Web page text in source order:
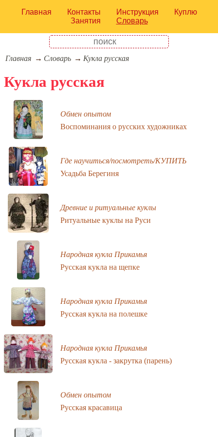
Главная Контакты Инструкция
Куплю
Занятия
Словарь
Главная Словарь Кукла русская
Кукла русская
Обмен опытом
Воспоминания о русских художниках
Где научиться/посмотреть/КУПИТЬ
Усадьба Берегиня
Древние и ритуальные куклы
Ритуальные куклы на Руси
Народная кукла Прикамья
Русская кукла на щепке
Народная кукла Прикамья
Русская кукла на полешке
Народная кукла Прикамья
Русская кукла - закрутка (парень)
Обмен опытом
Русская красавица